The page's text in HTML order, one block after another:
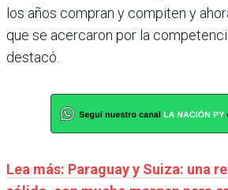
los años compran y compiten y
que se acercaron por la
destacó.
Lea más: Paraguay y Suiza: una